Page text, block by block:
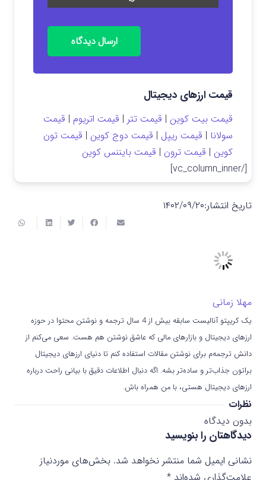
ارسال دیدگاه
قیمت ارزهای دیجیتال
قیمت بیت کوین | قیمت تتر | قیمت اتریوم | قیمت
سولانا | قیمت ریپل | قیمت دوج کوین | قیمت تون
کوین | قیمت ترون | قیمت بایننس کوین
[/vc_column_inner]
تاریخ انتشار:۱۴۰۲/۰۹/۲۰
مهلا زمانی
یک کریپتو آنالیست سابقه بیش از 4 سال ترجمه و نوشتن محتوا در حوزه
ارزهای دیجیتال و بازارهای مالی که عاشق نوشتن هم هست. سعی می‌کنم از
دانش ترجمه‌م برای نوشتن مقالات استفاده کنم تا دنیای ارزهای دیجیتال
براتون جذاب‌تر و ساده‌تر بشه. اگه دنبال اطلاعات دقیق با بیانی راحت درباره
ارزهای دیجیتال هستی، با من همراه باش.
نظرات
بدون دیدگاه
دیدگاهتان را بنویسید
نشانی ایمیل شما منتشر نخواهد شد. بخش‌های موردنیاز